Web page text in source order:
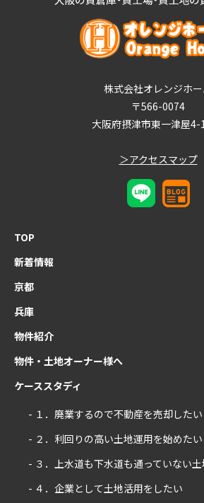
株式会社オレンジホ
〒566-0074
大阪府摂津市東一津屋4-
＞アクセスマップ
TOP
新着情報
京都
兵庫
物件紹介
物件・土地オーナー様へ
ケーススタディ
- １．廃業するので不動産を売却したい
- ２．利回りの高い土地運用を始めたい
- ３．上水道も下水道も通っていない
- ４．企業として土地活用をしたい